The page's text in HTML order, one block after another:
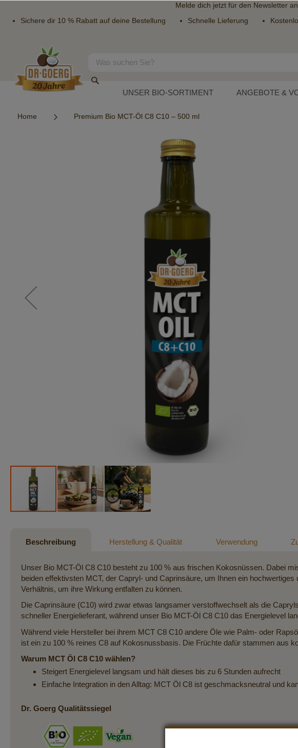
Melde dich jetzt für den Newsletteran
Sichere dir 10 % Rabatt auf deine Bestellung
Schnelle Lieferung
Inhalt
Suche
UNSER BIO-SORTIMENT ANGEBOTE &
Home Premium Bio MCT-Öl C8 C10 – 500 ml
Beschreibung
Unser Bio MCT-Öl C8 C10 besteht zu 100 % aus frischen Kokosnüssen. Dabei
beiden effektivsten MCT, der Capryl- und Caprinsäure, um Ihnen ein
Verhältnis, um ihre Wirkung entfalten zu können.
Die Caprinsäure (C10) wird zwar etwas langsamer verstoffwechselt als die
schneller Energielieferant, während unser Bio MCT-Öl C8 C10 das Energielevel
Während viele Hersteller bei ihrem MCT C8 C10 andere Öle wie Palm- oder
ist ein zu 100 % reines C8 auf Kokosnussbasis. Die Früchte dafür stammen aus
Warum MCT Öl C8 C10 wählen?
Steigert Energielevel langsam und hält dieses bis zu 6 Stunden aufrecht
Einfache Integration in den Alltag: MCT Öl C8 ist geschmacksneutral und
Dr. Goerg Qualitätssiegel
Herstellung & Qualität Verwendung